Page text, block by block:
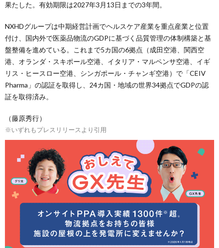
果たした。有効期限は2027年3月13日までの3年間。
NXHDグループは中期経営計画でヘルスケア産業を重点産業と位置
付け、国内外で医薬品物流のGDPに基づく品質管理の体制構築と基
盤整備を進めている。これまで5カ国の6拠点（成田空港、関西空
港、オランダ・スキポール空港、イタリア・マルペンサ空港、イギ
リス・ヒースロー空港、シンガポール・チャンギ空港）で「CEIV
Pharma」の認証を取得し、24カ国・地域の世界34拠点でGDPの認
証を取得済み。
（藤原秀行）
※いずれもプレスリリースより引用